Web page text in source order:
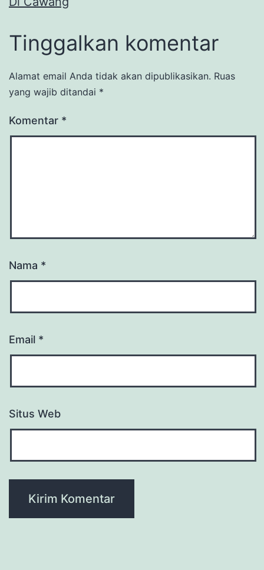
Tinggalkan komentar
Alamat email Anda tidak akan dipublikasikan. Ruas
yang wajib ditandai *
Komentar *
Nama *
Email *
Situs Web